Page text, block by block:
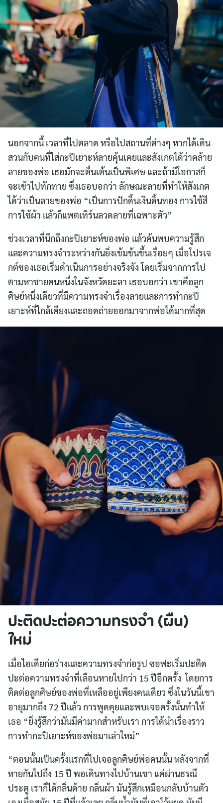
for:
นอกจากนี้ เวลาที่ไปตลาด หรือไปสถานที่ต่างๆ หากได้เดิน
สวนกับคนที่ใส่กะปิเยาะห์ลายคุ้นเคยและสังเกตได้ว่าคล้าย
ลายของพ่อ เธอมักจะตื่นเต้นเป็นพิเศษ และถ้ามีโอกาสก็
จะเข้าไปทักทาย ซึ่งเธอบอกว่า ลักษณะลายที่ทำให้สังเกต
ได้ว่าเป็นลายของพ่อ “เป็นการปักดิ้นเงินดิ้นทอง การใช้สี
การใช้ผ้า แล้วก็แพตเทิร์นลวดลายที่เฉพาะตัว”
ช่วงเวลาที่นึกถึงกะปิเยาะห์ของพ่อ แล้วค้นพบความรู้สึก
และความทรงจำระหว่างกันยิ่งเข้มข้นขึ้นเรื่อยๆ เมื่อโปรเจ
กต์ของเธอเริ่มดำเนินการอย่างจริงจัง โดยเริ่มจากการไป
ตามหาชายคนหนึ่งในจังหวัดยะลา เธอบอกว่า เขาคือลูก
ศิษย์หนึ่งเดียวที่มีความทรงจำเรื่องลายและการทำกะปิ
เยาะห์ที่ใกล้เคียงและถอดถ่ายออกมาจากพ่อได้มากที่สุด
ปะติดปะต่อความทรงจำ (ผืน)
ใหม่
เมื่อไอเดียก่อร่างและความทรงจำก่อรูป ซอฟะเริ่มปะติด
ปะต่อความทรงจำที่เลือนหายไปกว่า 15 ปีอีกครั้ง โดยการ
ติดต่อลูกศิษย์ของพ่อที่เหลืออยู่เพียงคนเดียว ซึ่งในวันนี้เขา
อายุมากถึง 72 ปีแล้ว การพูดคุยและพบเจอครั้งนั้นทำให้
เธอ “ยิ่งรู้สึกว่ามันมีค่ามากสำหรับเรา การได้นำเรื่องราว
การทำกะปิเยาะห์ของพ่อมาเล่าใหม่”
“ตอนนั้นเป็นครั้งแรกที่ไปเจอลูกศิษย์พ่อคนนั้น หลังจากที่
หายกันไปถึง 15 ปี พอเดินทางไปบ้านเขา แค่ผ่านธรณี
ประตู เราก็ได้กลิ่นด้าย กลิ่นผ้า มันรู้สึกเหมือนกลับบ้านตัว